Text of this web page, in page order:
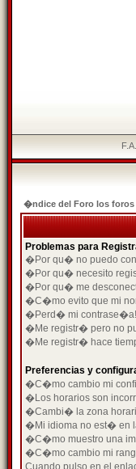
�ndice del Foro los foros
Problemas para
�Por qu� no puedo
�Por qu� necesito
�Por qu� me
�C�mo evito que mi
�Perd� mi contrase�a!
�Me registr� pero no
�Me registr� hace
Preferencias y
�C�mo cambio mi
�Los horarios son
�Cambi� la zona
�Mi idioma no est� en
�C�mo muestro una
�C�mo cambio mi
Cuando pulso en el